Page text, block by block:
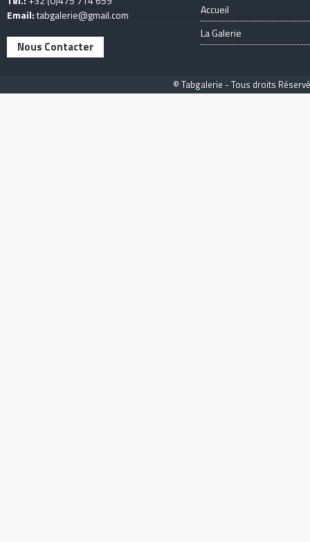
Email:tabgalerie@gmail.com
Nous Contacter
Accueil
La Galerie
© Tabgalerie - Tous droits